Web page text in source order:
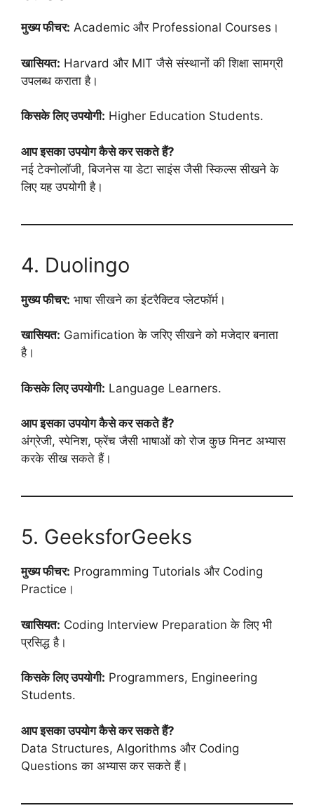
मुख्य फीचर: Academic और Professional Courses।
खासियत: Harvard और MIT जैसे संस्थानों की शिक्षा सामग्री
उपलब्ध कराता है।
किसके लिए उपयोगी: Higher Education Students.
आप इसका उपयोग कैसे कर सकते हैं?
नई टेक्नोलॉजी, बिजनेस या डेटा साइंस जैसी स्किल्स सीखने के
लिए यह उपयोगी है।
4. Duolingo
मुख्य फीचर: भाषा सीखने का इंटरैक्टिव प्लेटफॉर्म।
खासियत: Gamification के जरिए सीखने को मजेदार बनाता
है।
किसके लिए उपयोगी: Language Learners.
आप इसका उपयोग कैसे कर सकते हैं?
अंग्रेजी, स्पेनिश, फ्रेंच जैसी भाषाओं को रोज कुछ मिनट अभ्यास
करके सीख सकते हैं।
5. GeeksforGeeks
मुख्य फीचर: Programming Tutorials और Coding
Practice।
खासियत: Coding Interview Preparation के लिए भी
प्रसिद्ध है।
किसके लिए उपयोगी: Programmers, Engineering
Students.
आप इसका उपयोग कैसे कर सकते हैं?
Data Structures, Algorithms और Coding
Questions का अभ्यास कर सकते हैं।